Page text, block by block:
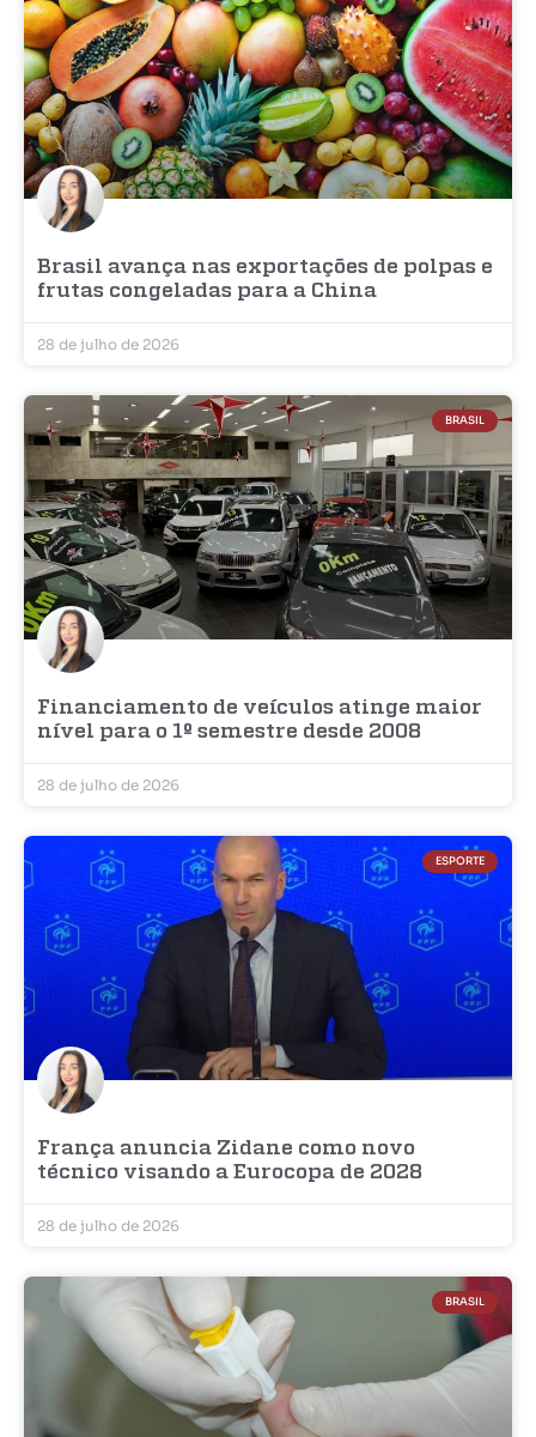
Brasil avança nas exportações de polpas e
frutas congeladas para a China
28 de julho de 2026
BRASIL
Financiamento de veículos atinge maior
nível para o 1º semestre desde 2008
28 de julho de 2026
ESPORTE
França anuncia Zidane como novo
técnico visando a Eurocopa de 2028
28 de julho de 2026
BRASIL